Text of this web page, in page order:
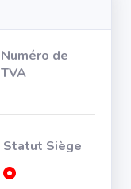
Numéro de
TVA
Statut Siège